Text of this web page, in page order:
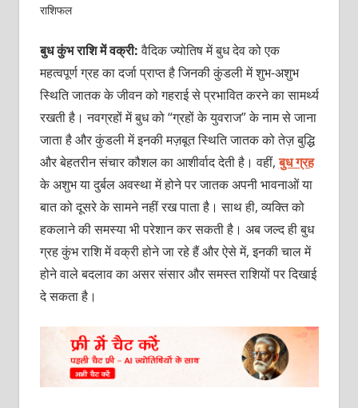
राशिफल
बुध कुंभ राशि में वक्री:वैदिक ज्योतिष में बुध देव को एक
महत्वपूर्ण ग्रह का दर्जा प्राप्त है जिनकी कुंडली में शुभ-अशुभ
स्थिति जातक के जीवन को गहराई से प्रभावित करने का सामर्थ्य
रखती है। नवग्रहों में बुध को “ग्रहों के युवराज” के नाम से जाना
जाता है और कुंडली में इनकी मज़बूत स्थिति जातक को तेज़ बुद्धि
और बेहतरीन संचार कौशल का आशीर्वाद देती है। वहीं,बुध ग्रह
के अशुभ या दुर्बल अवस्था में होने पर जातक अपनी भावनाओं या
बात को दूसरे के सामने नहीं रख पाता है। साथ ही, व्यक्ति को
हकलाने की समस्या भी परेशान कर सकती है। अब जल्द ही बुध
ग्रह कुंभ राशि में वक्री होने जा रहे हैं और ऐसे में, इनकी चाल में
होने वाले बदलाव का असर संसार और समस्त राशियों पर दिखाई
दे सकता है।